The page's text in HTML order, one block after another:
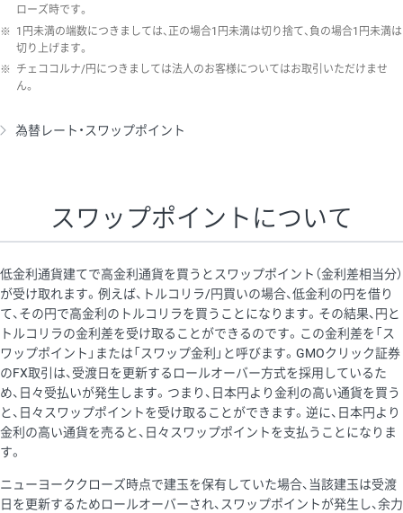
ローズ時です。
※ 1円未満の端数につきましては、正の場合1円未満は切り捨て、負の場合1円未満は
切り上げます。
※ チェココルナ/円につきましては法人のお客様についてはお取引いただけませ
ん。
為替レート・スワップポイント
スワップポイントについて
低金利通貨建てで高金利通貨を買うとスワップポイント（金利差相当分）
が受け取れます。例えば、トルコリラ/円買いの場合、低金利の円を借り
て、その円で高金利のトルコリラを買うことになります。その結果、円と
トルコリラの金利差を受け取ることができるのです。この金利差を「ス
ワップポイント」または「スワップ金利」と呼びます。GMOクリック証券
のFX取引は、受渡日を更新するロールオーバー方式を採用しているた
め、日々受払いが発生します。つまり、日本円より金利の高い通貨を買う
と、日々スワップポイントを受け取ることができます。逆に、日本円より
金利の高い通貨を売ると、日々スワップポイントを支払うことになりま
す。
ニューヨーククローズ時点で建玉を保有していた場合、当該建玉は受渡
日を更新するためロールオーバーされ、スワップポイントが発生し、余力